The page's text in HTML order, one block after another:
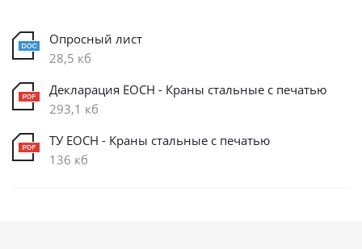
Опросный лист
28,5 кб
Декларация ЕОСН - Краны стальные с печатью
293,1 кб
ТУ ЕОСН - Краны стальные с печатью
136 кб